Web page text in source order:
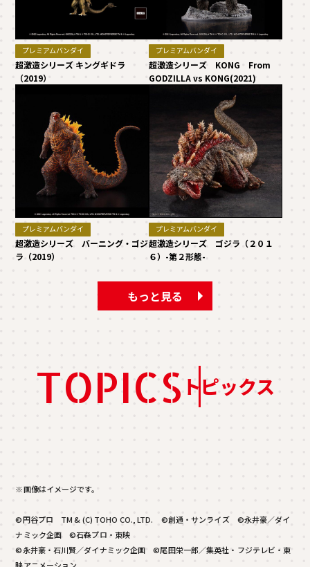
プレミアムバンダイ
超激造シリーズ キングギドラ
（2019）
プレミアムバンダイ
超激造シリーズ KONG From
GODZILLA vs KONG(2021)
プレミアムバンダイ
超激造シリーズ バーニング・ゴジ
ラ（2019）
プレミアムバンダイ
超激造シリーズ ゴジラ（２０１
６）-第２形態-
もっと見る
TOPICS トピックス
※画像はイメージです。
©円谷プロ TM & (C) TOHO CO., LTD. ©創通・サンライズ ©永井豪／ダイ
ナミック企画 ©石森プロ・東映
©永井豪・石川賢／ダイナミック企画 ©尾田栄一郎／集英社・フジテレビ・東
映アニメーション